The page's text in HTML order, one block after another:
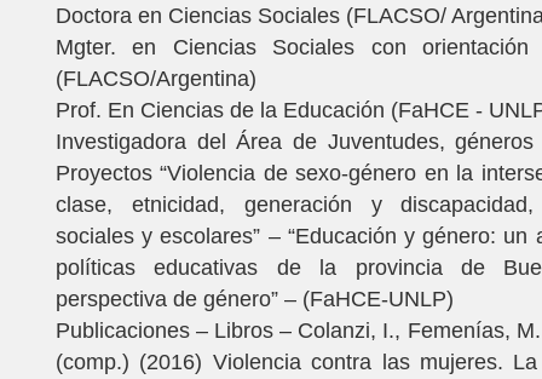
Doctora en Ciencias Sociales (FLACSO/
Mgter. en Ciencias Sociales con orientación
(FLACSO/Argentina)
Prof. En Ciencias de la Educación (FaHCE -
Investigadora del Área de Juventudes,
Proyectos “Violencia de sexo-género en la
clase, etnicidad, generación y
sociales y escolares” – “Educación y género: un
políticas educativas de la provincia de
perspectiva de género” – (FaHCE-UNLP)
Publicaciones – Libros – Colanzi, I., Femenías,
(comp.) (2016) Violencia contra las mujeres.